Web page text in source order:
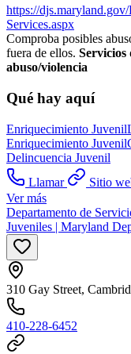
https://
Services.aspx
Comproba posibles
fuera de ellos. Servicios
abuso/violencia
Qué hay aquí
Enriquecimiento Juvenil
Enriquecimiento Juvenil
Delincuencia Juvenil
Llamar
Sitio
Ver más
Departamento de
Juveniles | Maryland
310 Gay Street,
410-228-6452